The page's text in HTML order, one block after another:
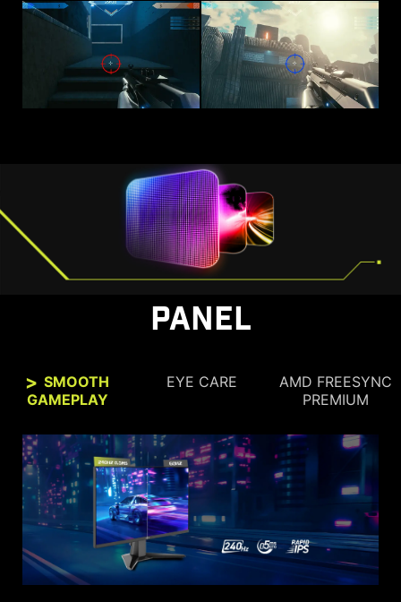
AI VISION OFF AI VISION ON
PANEL
SMOOTH
GAMEPLAY
EYE CARE
AMD FREESYNC
PREMIUM